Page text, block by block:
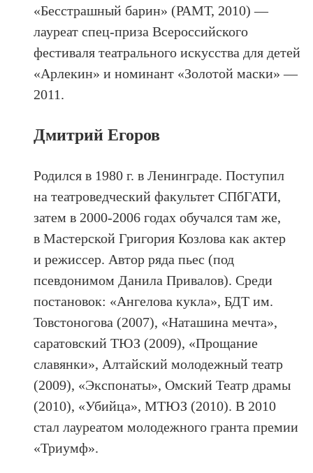
«Бесстрашный барин» (РАМТ, 2010) —
лауреат спец-приза Всероссийского
фестиваля театрального искусства для детей
«Арлекин» и номинант «Золотой маски» —
2011.
Дмитрий Егоров
Родился в 1980 г. в Ленинграде. Поступил
на театроведческий факультет СПбГАТИ,
затем в 2000-2006 годах обучался там же,
в Мастерской Григория Козлова как актер
и режиссер. Автор ряда пьес (под
псевдонимом Данила Привалов). Среди
постановок: «Ангелова кукла», БДТ им.
Товстоногова (2007), «Наташина мечта»,
саратовский ТЮЗ (2009), «Прощание
славянки», Алтайский молодежный театр
(2009), «Экспонаты», Омский Театр драмы
(2010), «Убийца», МТЮЗ (2010). В 2010
стал лауреатом молодежного гранта премии
«Триумф».